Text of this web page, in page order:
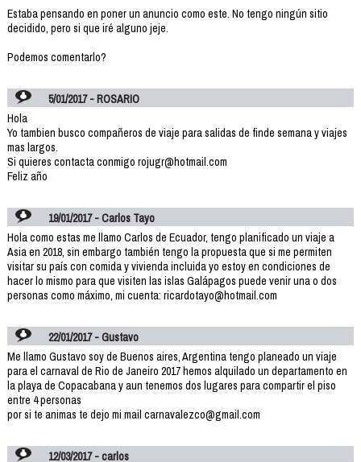
Estaba pensando en poner un anuncio como este. No tengo ningún sitio
decidido, pero si que iré alguno jeje.
Podemos comentarlo?
5/01/2017 - ROSARIO
Hola
Yo tambien busco compañeros de viaje para salidas de finde semana y viajes
mas largos.
Si quieres contacta conmigo rojugr@hotmail.com
Feliz año
19/01/2017 - Carlos Tayo
Hola como estas me llamo Carlos de Ecuador, tengo planificado un viaje a
Asia en 2018, sin embargo también tengo la propuesta que si me permiten
visitar su país con comida y vivienda incluida yo estoy en condiciones de
hacer lo mismo para que visiten las islas Galápagos puede venir una o dos
personas como máximo, mi cuenta: ricardotayo@hotmail.com
22/01/2017 - Gustavo
Me llamo Gustavo soy de Buenos aires, Argentina tengo planeado un viaje
para el carnaval de Rio de Janeiro 2017 hemos alquilado un departamento en
la playa de Copacabana y aun tenemos dos lugares para compartir el piso
entre 4 personas
por si te animas te dejo mi mail carnavalezco@gmail.com
12/03/2017 - carlos